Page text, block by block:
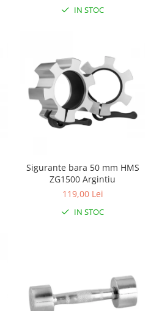
IN STOC
Sigurante bara 50 mm HMS
ZG1500 Argintiu
119,00 Lei
IN STOC